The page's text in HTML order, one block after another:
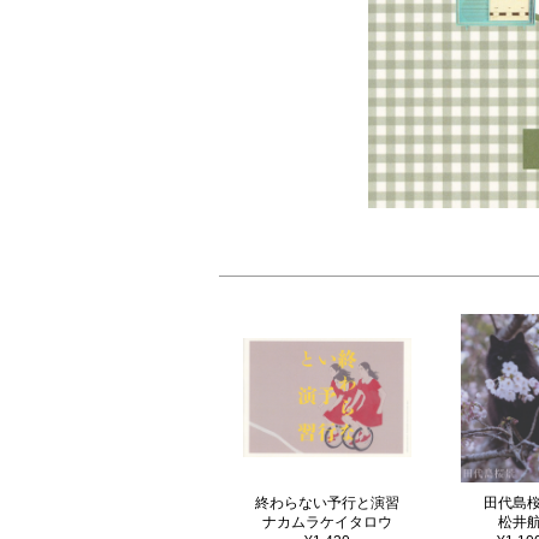
終わらない予行と演習
ナカムラケイタロウ
田代島
松井